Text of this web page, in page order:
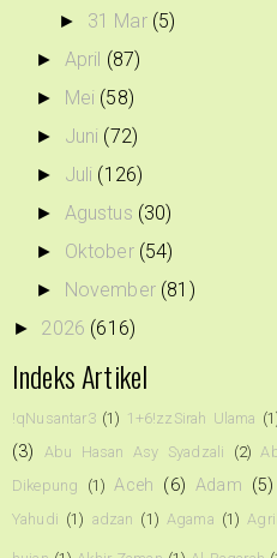
► 31 Mar (5)
► April (87)
► Mei (58)
► Juni (72)
► Juli (126)
► Agustus (30)
► Oktober (54)
► November (81)
► 2026 (616)
Indeks Artikel
!qNusantar3 (1) 1+6!zzSirah Ulama
(3)
Abu Hasan Asy Syadzali (2)
Dikepung
(1) Aceh (6) Adam (5)
Yahudi (1) adzan (1) Agama (1)